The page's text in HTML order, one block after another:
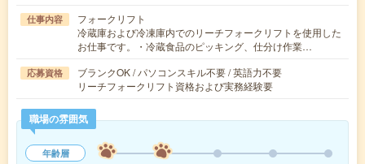
仕事内容
フォークリフト
冷蔵庫および冷凍庫内でのリーチフォークリフトを使用した
お仕事です。・冷蔵食品のピッキング、仕分け作業…
応募資格
ブランクOK / パソコンスキル不要 / 英語力不要
リーチフォークリフト資格および実務経験要
職場の雰囲気
年齢層